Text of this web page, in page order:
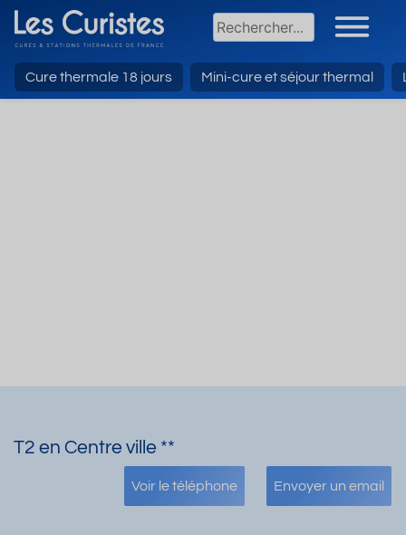
Cure thermale 18 jours Mini-cure et séjour thermal
T2 en Centre ville **
Voir le téléphone Envoyer un email